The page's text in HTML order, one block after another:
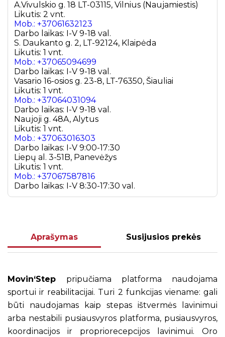
A.Vivulskio g. 18 LT-03115, Vilnius (Naujamiestis)
Likutis: 2 vnt.
Mob.: +37061632123
Darbo laikas: I-V 9-18 val.
S. Daukanto g. 2, LT-92124, Klaipėda
Likutis: 1 vnt.
Mob.: +37065094699
Darbo laikas: I-V 9-18 val.
Vasario 16-osios g. 23-8, LT-76350, Šiauliai
Likutis: 1 vnt.
Mob.: +37064031094
Darbo laikas: I-V 9-18 val.
Naujoji g. 48A, Alytus
Likutis: 1 vnt.
Mob.: +37063016303
Darbo laikas: I-V 9:00-17:30
Liepų al. 3-51B, Panevėžys
Likutis: 1 vnt.
Mob.: +37067587816
Darbo laikas: I-V 8:30-17:30 val.
Aprašymas Susijusios prekės
Movin‘Step pripučiama platforma naudojama
sportui ir reabilitacijai. Turi 2 funkcijas viename: gali
būti naudojamas kaip stepas ištvermės lavinimui
arba nestabili pusiausvyros platforma, pusiausvyros,
koordinacijos ir propriorecepcijos lavinimui. Oro